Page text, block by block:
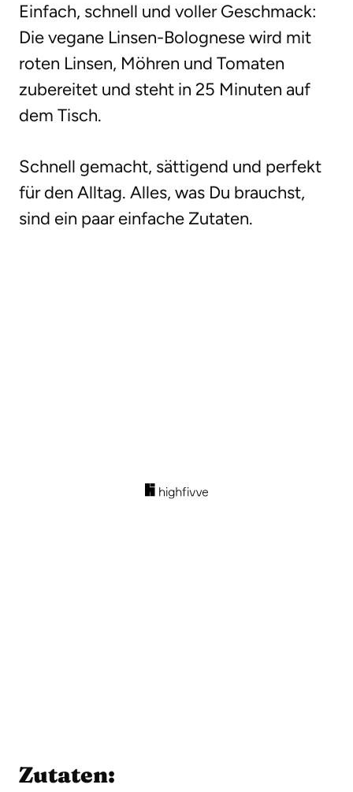
Einfach, schnell und voller Geschmack:
Die vegane Linsen-Bolognese wird mit
roten Linsen, Möhren und Tomaten
zubereitet und steht in 25 Minuten auf
dem Tisch.
Schnell gemacht, sättigend und perfekt
für den Alltag. Alles, was Du brauchst,
sind ein paar einfache Zutaten.
Zutaten: